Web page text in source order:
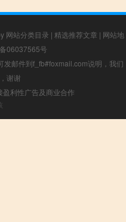
网站分类目录 | 精选推荐文章 | 网站地
06037565号
发邮件到f_fb#foxmail.com说明，我们
谢谢
利性广告及商业合作